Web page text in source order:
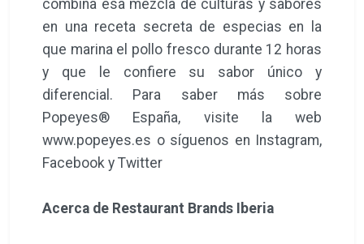
combina esa mezcla de culturas y sabores
en una receta secreta de especias en la
que marina el pollo fresco durante 12 horas
y que le confiere su sabor único y
diferencial. Para saber más sobre
Popeyes® España, visite la web
www.popeyes.es o síguenos en Instagram,
Facebook y Twitter
Acerca de Restaurant Brands Iberia